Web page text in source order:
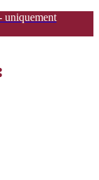
uniquement